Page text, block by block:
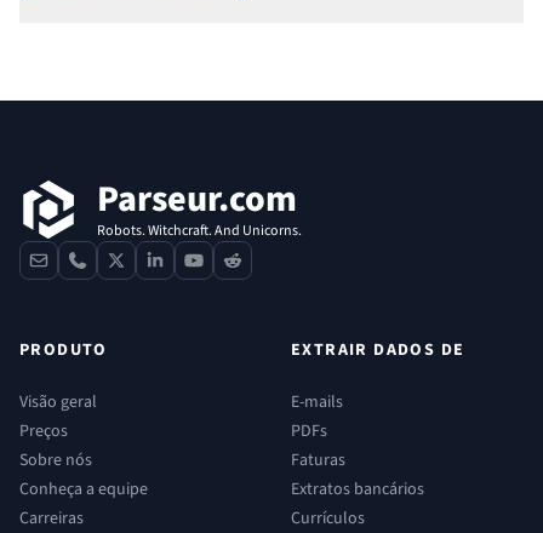
Parseur.com
Robots. Witchcraft. And Unicorns.
contactphone
x linkedinyoutube
reddit
PRODUTO
Visão geral
Preços
Sobre nós
Conheça a equipe
Carreiras
EXTRAIR DADOS DE
E-mails
PDFs
Faturas
Extratos bancários
Currículos